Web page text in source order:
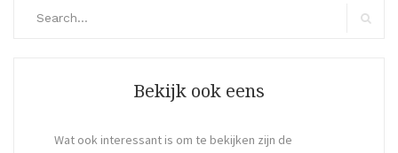
Bekijk ook eens
Wat ook interessant is om te bekijken zijn de